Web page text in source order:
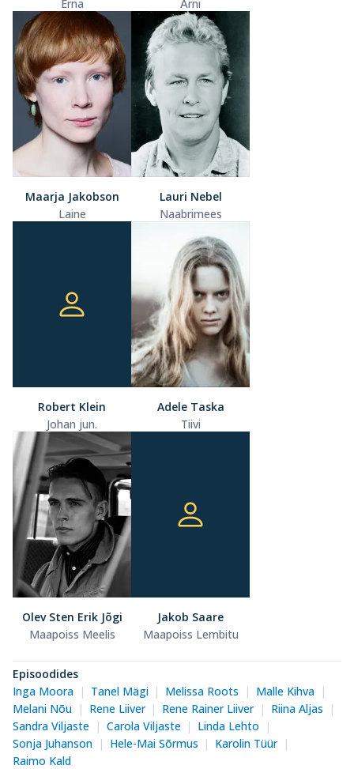
Erna
Ärni
Maarja Jakobson
Laine
Lauri Nebel
Naabrimees
Robert Klein
Johan jun.
Adele Taska
Tiivi
Olev Sten Erik Jõgi
Maapoiss Meelis
Jakob Saare
Maapoiss Lembitu
Episoodides
Inga Moora
Tanel Mägi Melissa Roots
Malle Kihva
Melani Nõu
Rene Liiver Rene Rainer Liiver
Riina Aljas
Sandra Viljaste
Carola Viljaste
Linda Lehto
Sonja Juhanson
Hele-Mai Sõrmus
Karolin Tüür
Raimo Kald